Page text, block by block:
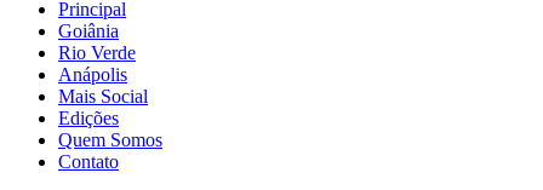
Principal
Goiânia
Rio Verde
Anápolis
Mais Social
Edições
Quem Somos
Contato